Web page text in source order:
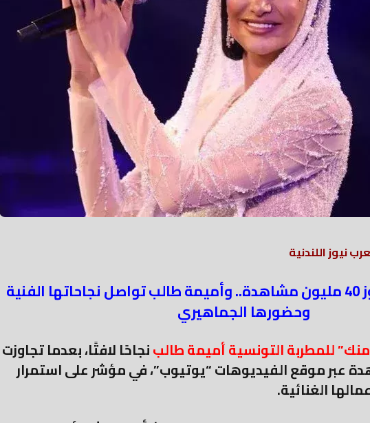
نيوز اللندنية
ضعت منك” تتجاوز 40 مليون مشاهدة.. وأميمة طالب تواصل نجاحاتها الفنية
وحضورها الجماهيري
للمطربة التونسية أميمة طالبنجاحًا لافتًا، بعدما تجاوزت
مشاهدة عبر موقع الفيديوهات “يوتيوب”، في مؤشر على استمرار
الغنائية.